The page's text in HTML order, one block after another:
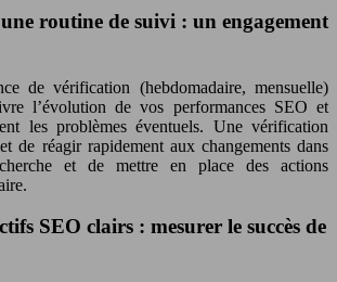
routine de suivi : un engagement
de vérification (hebdomadaire, mensuelle)
l’évolution de vos performances SEO et
les problèmes éventuels. Une vérification
de réagir rapidement aux changements dans
et de mettre en place des actions
SEO clairs : mesurer le succès de